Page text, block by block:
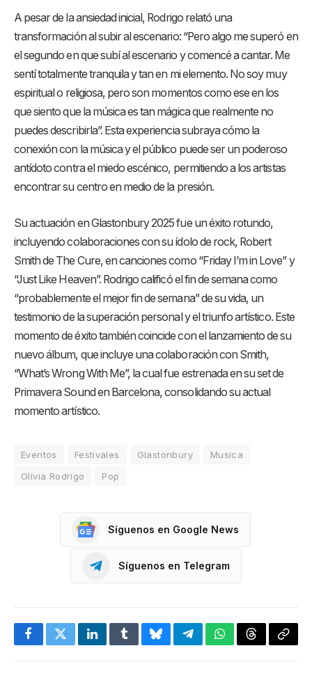
A pesar de la ansiedad inicial, Rodrigo relató una
transformación al subir al escenario: “Pero algo me superó en
el segundo en que subí al escenario y comencé a cantar. Me
sentí totalmente tranquila y tan en mi elemento. No soy muy
espiritual o religiosa, pero son momentos como ese en los
que siento que la música es tan mágica que realmente no
puedes describirla”. Esta experiencia subraya cómo la
conexión con la música y el público puede ser un poderoso
antídoto contra el miedo escénico, permitiendo a los artistas
encontrar su centro en medio de la presión.
Su actuación en Glastonbury 2025 fue un éxito rotundo,
incluyendo colaboraciones con su ídolo de rock, Robert
Smith de The Cure, en canciones como “Friday I’m in Love” y
“Just Like Heaven”. Rodrigo calificó el fin de semana como
“probablemente el mejor fin de semana” de su vida, un
testimonio de la superación personal y el triunfo artístico. Este
momento de éxito también coincide con el lanzamiento de su
nuevo álbum, que incluye una colaboración con Smith,
“What’s Wrong With Me”, la cual fue estrenada en su set de
Primavera Sound en Barcelona, consolidando su actual
momento artístico.
Eventos Festivales Glastonbury
Musica
Olivia Rodrigo
Pop
Síguenos en Google News
Síguenos en Telegram
FacebookTwitterLinkedInTumblrBlueskyTelegramWhatsApp
Threads